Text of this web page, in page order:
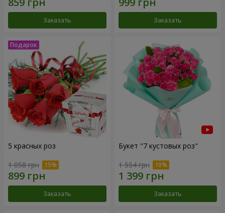
Заказать Заказать
5 красных роз
1 058 грн
Заказать
Букет "7 кустовых роз"
1 554 грн
Заказать